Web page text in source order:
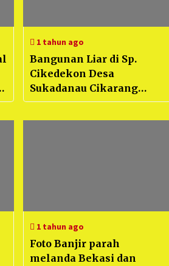
1 tahun ago
Bangunan Liar di Sp.
Cikedekon Desa
Sukadanau Cikarang
Barat Diduga Langgar
Tata Ruang
1 tahun ago
Foto Banjir parah
melanda Bekasi dan